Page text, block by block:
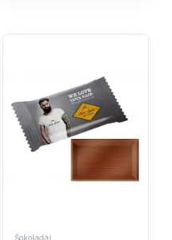
Šokoladai